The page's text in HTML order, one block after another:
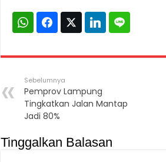
Sebelumnya
Pemprov Lampung
Tingkatkan Jalan Mantap
Jadi 80%
Tinggalkan Balasan